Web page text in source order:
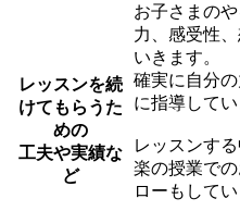
レッスンを続
けてもらうた
めの
工夫や実績な
ど
お子さまの
力、感受性
いきます。
確実に自分
に指導してい
レッスンす
楽の授業で
ローもしてい